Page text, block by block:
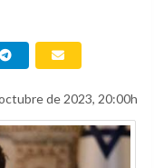
de 2023, 20:00h